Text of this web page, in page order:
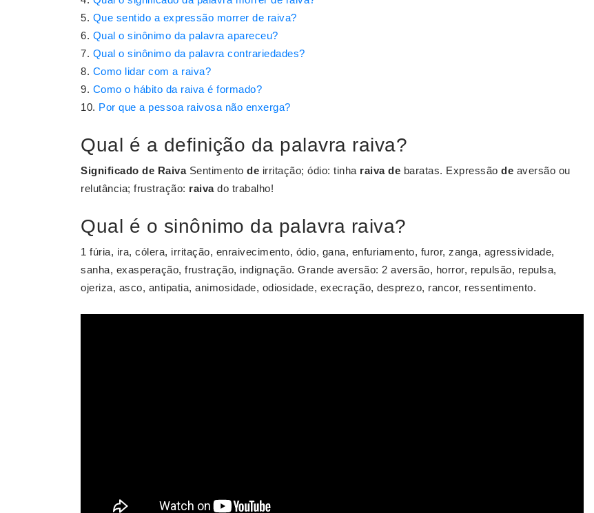
Que sentido a expressão morrer de raiva?
Qual o sinônimo da palavra apareceu?
Qual o sinônimo da palavra contrariedades?
Como lidar com a raiva?
Como o hábito da raiva é formado?
Por que a pessoa raivosa não enxerga?
Qual é a definição da palavra raiva?
Significado de RaivaSentimento de irritação; ódio: tinha raiva de baratas. Expressão de aversão ou
relutância; frustração: raivado trabalho!
Qual é o sinônimo da palavra raiva?
1 fúria, ira, cólera, irritação, enraivecimento, ódio, gana, enfuriamento, furor, zanga, agressividade,
sanha, exasperação, frustração, indignação. Grande aversão: 2 aversão, horror, repulsão, repulsa,
ojeriza, asco, antipatia, animosidade, odiosidade, execração, desprezo, rancor, ressentimento.